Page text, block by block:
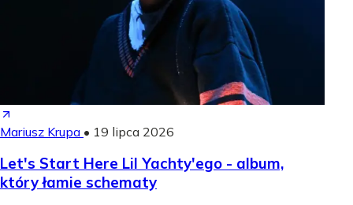
Mariusz Krupa • 19 lipca 2026
Let's Start Here Lil Yachty'ego - album,
który łamie schematy